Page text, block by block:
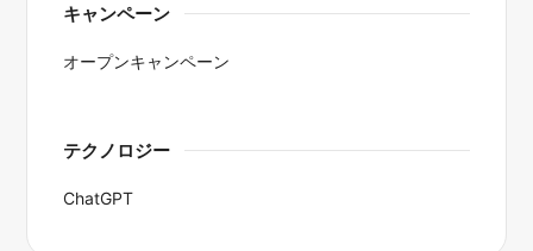
キャンペーン
オープンキャンペーン
テクノロジー
ChatGPT